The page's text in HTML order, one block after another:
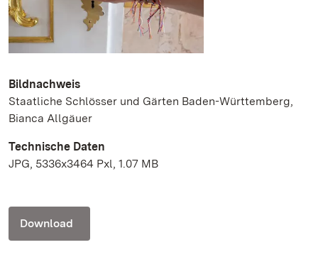
Bildnachweis
Staatliche Schlösser und Gärten Baden-Württemberg,
Bianca Allgäuer
Technische Daten
JPG, 5336x3464 Pxl, 1.07 MB
Download